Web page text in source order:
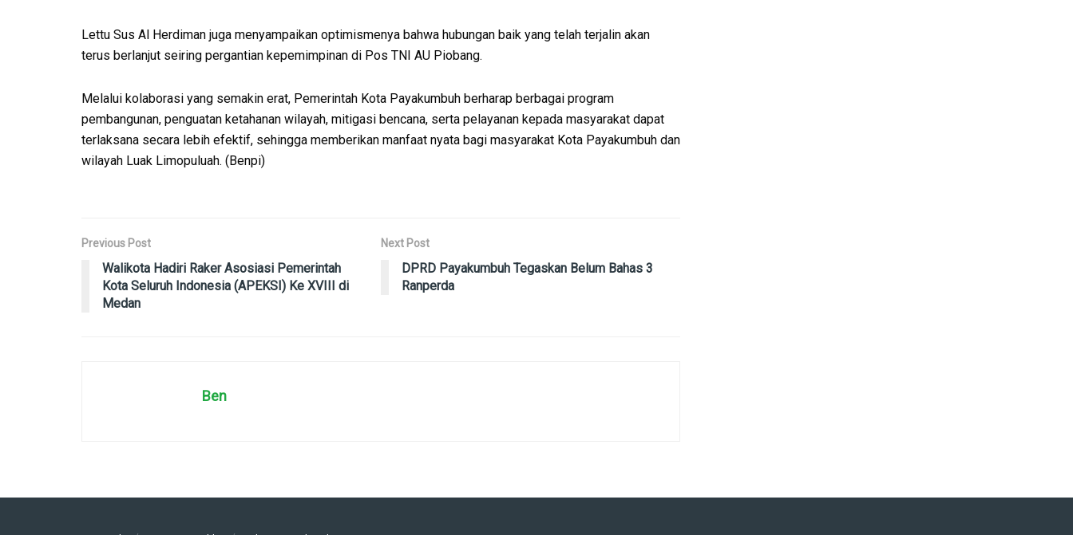
Lettu Sus Al Herdiman juga menyampaikan optimismenya bahwa hubungan baik yang telah terjalin akan
terus berlanjut seiring pergantian kepemimpinan di Pos TNI AU Piobang.
Melalui kolaborasi yang semakin erat, Pemerintah Kota Payakumbuh berharap berbagai program
pembangunan, penguatan ketahanan wilayah, mitigasi bencana, serta pelayanan kepada masyarakat dapat
terlaksana secara lebih efektif, sehingga memberikan manfaat nyata bagi masyarakat Kota Payakumbuh dan
wilayah Luak Limopuluah. (Benpi)
Previous Post
Walikota Hadiri Raker Asosiasi Pemerintah
Kota Seluruh Indonesia (APEKSI) Ke XVIII di
Medan
Next Post
DPRD Payakumbuh Tegaskan Belum Bahas 3
Ranperda
Ben